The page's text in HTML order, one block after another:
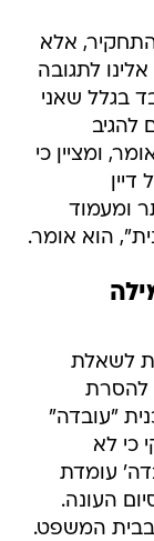
התחקיר, אלא
לתגובה
בגלל שאני
להגיב
ומציין כי
ומעמוד
הוא אומר.
לענות לשאלת
להסרת
"עובדה"
כי לא
עומדת
העונה.
בבית המשפט.